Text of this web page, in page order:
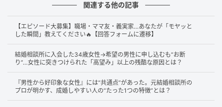
1. 感情をぶつけず自分を扱える
結局最後に選ばれる女性の特徴の1つ目は、感情をぶつ
けず自分を扱えること。
選ばれる女性は、感情がないのではなく扱い方が上手
い。
関連する他の記事
【エピソード大募集】職場・ママ友・義実家…あなたが「モヤッと
した瞬間」教えてください🔥【回答フォームに遷移】
結婚相談所に入会した34歳女性→希望の男性に申し込むも“お断
り”…女性に突きつけられた「高望み」以上の残酷な原因とは？
『男性から好印象な女性』には“共通点”があった。元結婚相談所の
プロが明かす、成婚しやすい人の“たった1つの特徴”とは？